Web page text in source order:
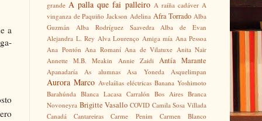
a
grande A palla que fai palleiro A raíña cadáver A
vinganza de Paquiño Jackson Adelina Afra Torrado Alba
Guzmán
Alba Rodríguez Saavedra
Alba de Evan
Alejandra L. Rey Alva Lourenço Amiga mía Ana Pessoa
Ana Pontón Ana Romaní Ana de Vilatuxe Anita Nair
Annette M.B. Meakin
Annie Zaidi Antía Marante
Apanadaría As alumnas Asa Yoneda Asquelimpan
Aurora Marco Avelaíñas eléctricas Banana Yoshimoto
Barahúnda Blanca Lacasa Carralón Bos Aires Branca
Novoneyra Brigitte Vasallo COVID Camila Sosa Villada
Canadá
Cantareiras Carme Penim
Carmen Blanco